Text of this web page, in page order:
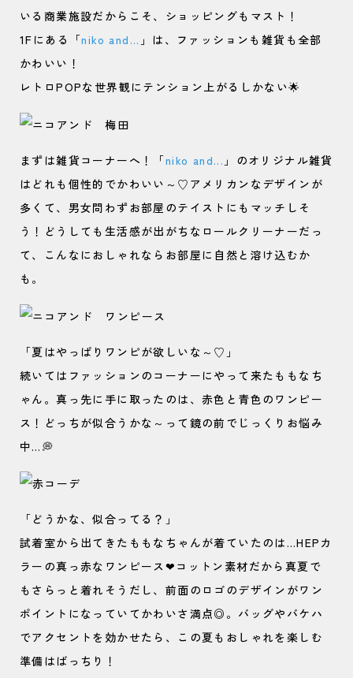
いる商業施設だからこそ、ショッピングもマスト！
1Fにある「niko and... 」は、ファッションも雑貨も全部
かわいい！
レトロPOPな世界観にテンション上がるしかない🌟
まずは雑貨コーナーへ！「niko and... 」のオリジナル雑貨
はどれも個性的でかわいい～♡アメリカンなデザインが
多くて、男女問わずお部屋のテイストにもマッチしそ
う！どうしても生活感が出がちなロールクリーナーだっ
て、こんなにおしゃれならお部屋に自然と溶け込むか
も。
「夏はやっぱりワンピが欲しいな～♡」
続いてはファッションのコーナーにやって来たももなち
ゃん。真っ先に手に取ったのは、赤色と青色のワンピー
ス！どっちが似合うかな～って鏡の前でじっくりお悩み
中…💭
「どうかな、似合ってる？」
試着室から出てきたももなちゃんが着ていたのは…HEPカ
ラーの真っ赤なワンピース❤コットン素材だから真夏で
もさらっと着れそうだし、前面のロゴのデザインがワン
ポイントになっていてかわいさ満点◎。バッグやバケハ
でアクセントを効かせたら、この夏もおしゃれを楽しむ
準備はばっちり！